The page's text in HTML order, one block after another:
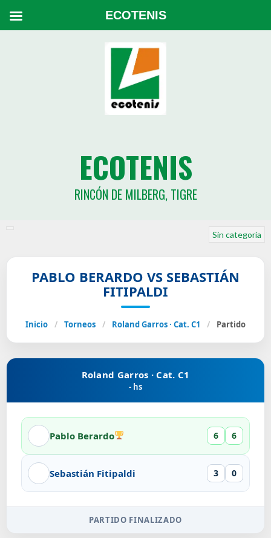
ECOTENIS
RINCÓN DE MILBERG, TIGRE
Sin categoría
PABLO BERARDO VS SEBASTIÁN
FITIPALDI
Inicio / Torneos / Roland Garros · Cat. C1 / Partido
Roland Garros · Cat. C1
- hs
Pablo Berardo 6 6
Sebastián Fitipaldi 3 0
PARTIDO FINALIZADO
ECOTENIS